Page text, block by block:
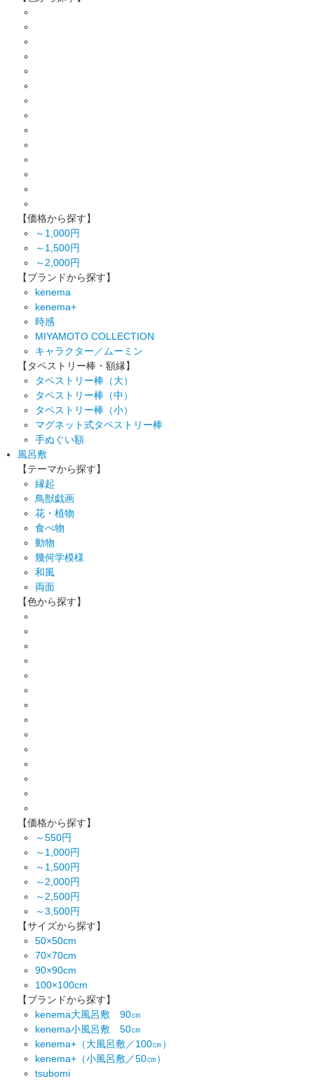
【価格から探す】
～1,000円
～1,500円
～2,000円
【ブランドから探す】
kenema
kenema+
時感
MIYAMOTO COLLECTION
キャラクター／ムーミン
【タペストリー棒・額縁】
タペストリー棒（大）
タペストリー棒（中）
タペストリー棒（小）
マグネット式タペストリー棒
手ぬぐい額
風呂敷
【テーマから探す】
縁起
鳥獣戯画
花・植物
食べ物
動物
幾何学模様
和風
両面
【色から探す】
【価格から探す】
～550円
～1,000円
～1,500円
～2,000円
～2,500円
～3,500円
【サイズから探す】
50×50cm
70×70cm
90×90cm
100×100cm
【ブランドから探す】
kenema大風呂敷 90㎝
kenema小風呂敷 50㎝
kenema+（大風呂敷／100㎝）
kenema+（小風呂敷／50㎝）
tsubomi